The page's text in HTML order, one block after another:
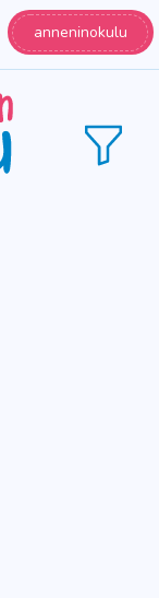
anneninokulu